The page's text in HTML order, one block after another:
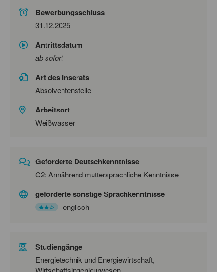
Bewerbungsschluss
31.12.2025
Antrittsdatum
ab sofort
Art des Inserats
Absolventenstelle
Arbeitsort
Weißwasser
Geforderte Deutschkenntnisse
C2: Annährend muttersprachliche Kenntnisse
geforderte sonstige Sprachkenntnisse
englisch
Studiengänge
Energietechnik und Energiewirtschaft,
Wirtschaftsingenieurwesen